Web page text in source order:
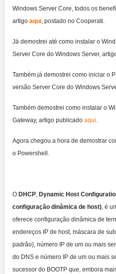
Windows Server Core, todos os
artigo aqui, postado no Cooperati.
Já demostrei até como instalar o
Server Core do Windows Server,
Também já demostrei como iniciar o
versão Server Core do Windows
Também demostrei como instalar o
Gateway, artigo publicado aqui.
Agora chegou a hora de demostrar
o Powershell.
O DHCP, Dynamic Host
configuração dinâmica de host), é
oferece configuração dinâmica de
endereços IP de host, máscara de
padrão), número IP de um ou mais
do DNS e número IP de um ou mais
sucessor do BOOTP que, embora